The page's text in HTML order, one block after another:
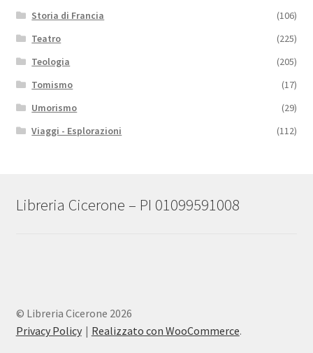
Storia di Francia
(106)
Teatro
(225)
Teologia
(205)
Tomismo
(17)
Umorismo
(29)
Viaggi - Esplorazioni
(112)
Libreria Cicerone – PI 01099591008
© Libreria Cicerone 2026
Privacy Policy
Realizzato con WooCommerce.